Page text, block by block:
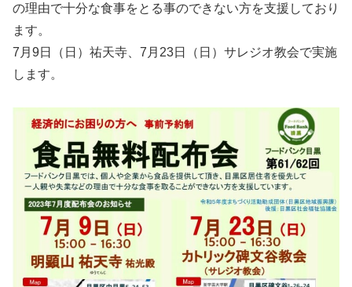
の理由で十分な食事をとる事のできない方を支援しており
ます。
7月9日（日）祐天寺、7月23日（日）サレジオ教会で実施
します。